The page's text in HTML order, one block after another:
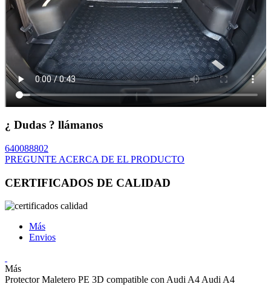
¿ Dudas ? llámanos
640088802
PREGUNTE ACERCA DE EL PRODUCTO
CERTIFICADOS DE CALIDAD
Más
Envios
Más
Protector Maletero PE 3D compatible con Audi A4 Audi A4